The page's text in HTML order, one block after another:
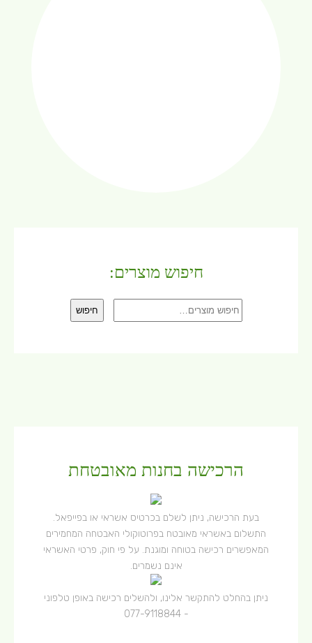
חיפוש מוצרים:
חיפוש
עבור:
חיפוש
הרכישה בחנות מאובטחת
בעת הרכישה, ניתן לשלם בכרטיס אשראי או בפייפאל.
התשלום באשראי מאובטח בפרוטוקולי האבטחה המחמירים
המאפשרים רכישה בטוחה ומוגנת. על פי חוק, פרטי האשראי
אינם נשמרים.
ניתן בהחלט להתקשר אלינו, ולהשלים רכישה באופן טלפוני
-
077-9118844